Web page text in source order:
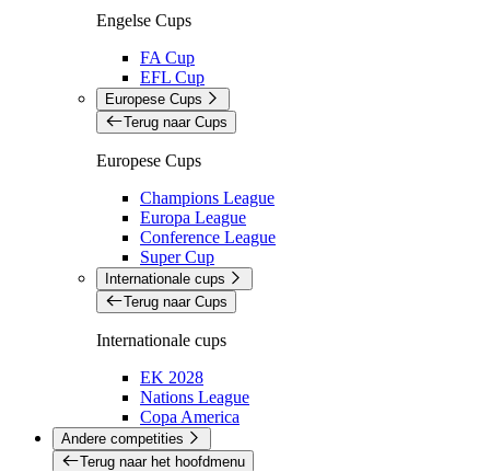
Engelse Cups
FA Cup
EFL Cup
Europese Cups
Terug naar Cups
Europese Cups
Champions League
Europa League
Conference League
Super Cup
Internationale cups
Terug naar Cups
Internationale cups
EK 2028
Nations League
Copa America
Andere competities
Terug naar het hoofdmenu